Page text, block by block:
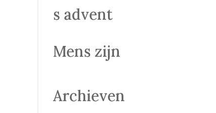
s advent
Mens zijn
Archieven